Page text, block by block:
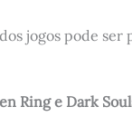
jogos pode ser
Ring e Dark